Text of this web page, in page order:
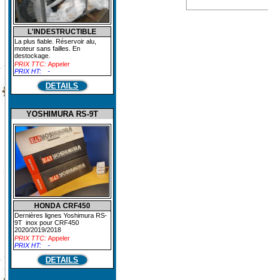
L'INDESTRUCTIBLE
La plus fiable. Réservoir alu,
moteur sans failles. En
destockage.
PRIX TTC: Appeler
PRIX HT:
-
DETAILS
YOSHIMURA RS-9T
HONDA CRF450
Dernières lignes Yoshimura RS-
9T inox pour CRF450
2020/2019/2018
PRIX TTC: Appeler
PRIX HT:
-
DETAILS